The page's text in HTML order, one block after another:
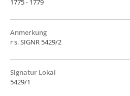
1775 - 1779
Anmerkung
r s. SIGNR 5429/2
Signatur Lokal
5429/1